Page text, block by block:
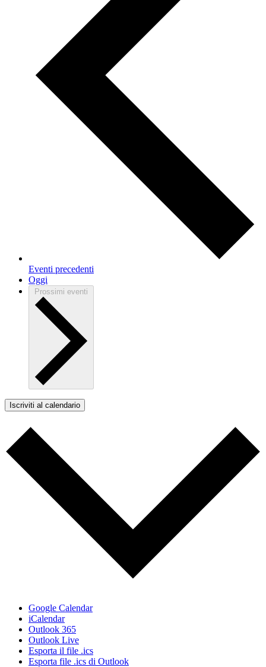
Eventi precedenti
Oggi
Prossimi eventi
Iscriviti al calendario
Google Calendar
iCalendar
Outlook 365
Outlook Live
Esporta il file .ics
Esporta file .ics di Outlook